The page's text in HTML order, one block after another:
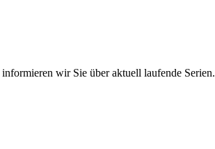
informieren wir Sie über aktuell laufende Serien.